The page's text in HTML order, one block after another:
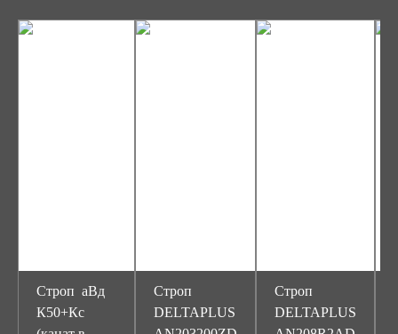
Строп аВд
К50+Кс
Строп
DELTAPLUS
Строп
DELTAPLUS